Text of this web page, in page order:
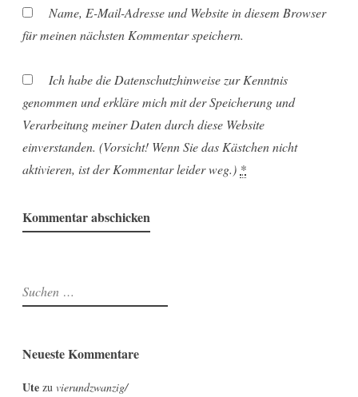
Name, E-Mail-Adresse und Website in diesem Browser
für meinen nächsten Kommentar speichern.
Ich habe die Datenschutzhinweise zur Kenntnis
genommen und erkläre mich mit der Speicherung und
Verarbeitung meiner Daten durch diese Website
einverstanden. (Vorsicht! Wenn Sie das Kästchen nicht
aktivieren, ist der Kommentar leider weg.) *
Suchen
nach:
Neueste Kommentare
Ute zu vierundzwanzig/